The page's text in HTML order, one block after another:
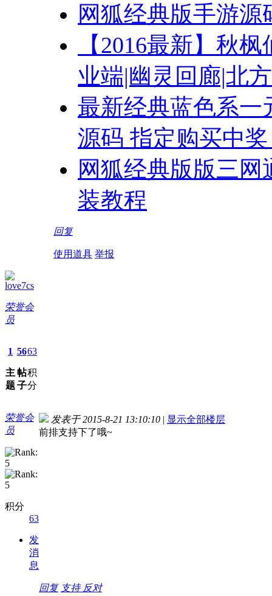
网狐经典版手游源
【2016最新】秋
业端|幽灵回廊|北
最新经典蓝色系一
源码 指定购买中
网狐经典版版三网
装教程
回复
使用道具 举报
love7cs
荣誉会
员
1
主
题
56
帖
子
63
积
分
荣誉会
员
积分
63
发
消
息
发表于 2015-8-21 13:10:10 | 显示全部楼层
前排支持下了哦~
回复 支持 反对